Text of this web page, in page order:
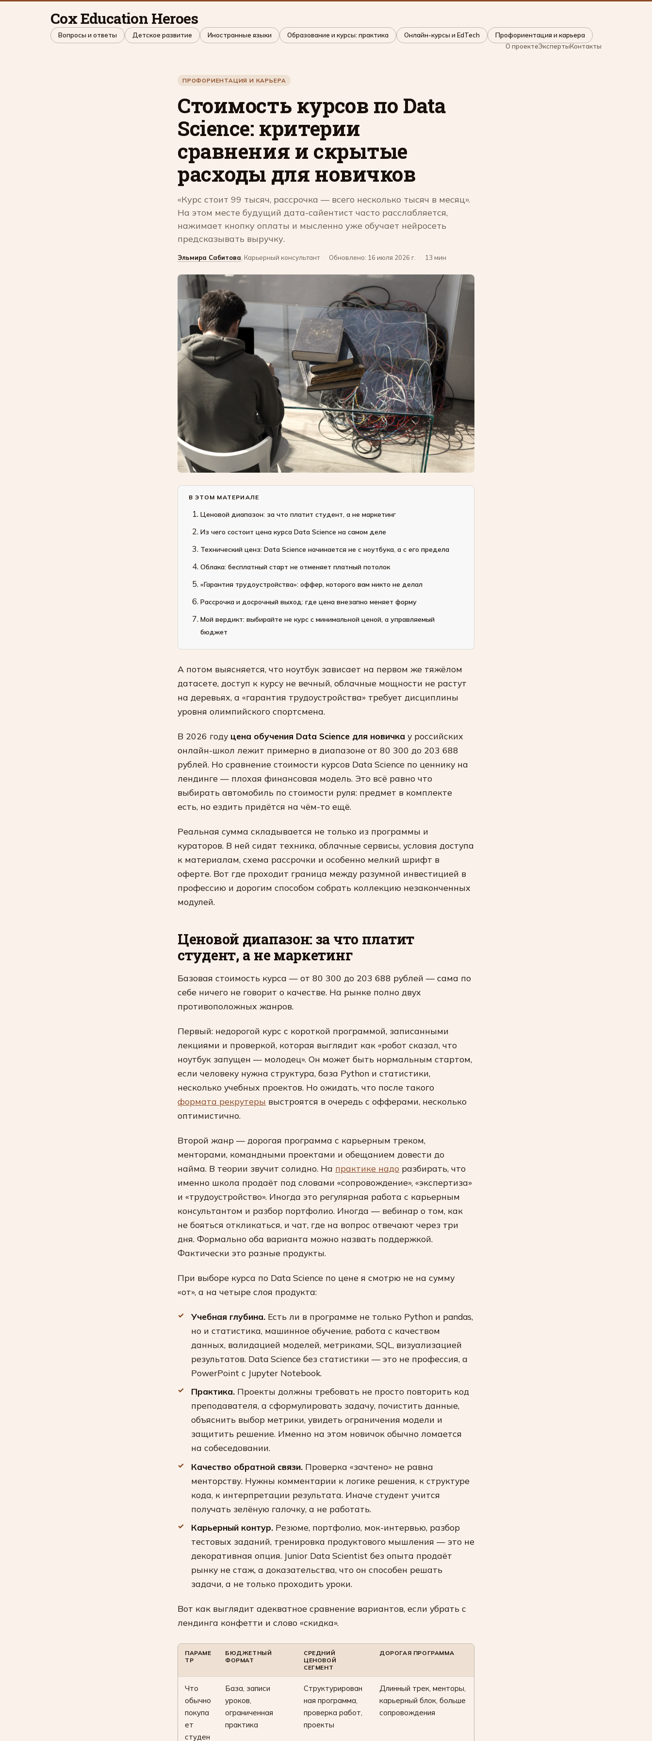
Cox Education Heroes
Вопросы и ответы Детское развитие Иностранные языки Образование и курсы: практика Онлайн-курсы и EdTech
Профориентация и карьера
О проектеЭкспертыКонтакты
ПРОФОРИЕНТАЦИЯ И КАРЬЕРА
Стоимость курсов по Data
Science: критерии
сравнения и скрытые
расходы для новичков
«Курс стоит 99 тысяч, рассрочка — всего несколько тысяч в месяц».
На этом месте будущий дата-сайентист часто расслабляется,
нажимает кнопку оплаты и мысленно уже обучает нейросеть
предсказывать выручку.
Эльмира Сабитова , Карьерный консультант · Обновлено: 16 июля 2026 г. · 13 мин
В ЭТОМ МАТЕРИАЛЕ
Ценовой диапазон: за что платит студент, а не маркетинг
Из чего состоит цена курса Data Science на самом деле
Технический ценз: Data Science начинается не с ноутбука, а с его предела
Облака: бесплатный старт не отменяет платный потолок
«Гарантия трудоустройства»: оффер, которого вам никто не делал
Рассрочка и досрочный выход: где цена внезапно меняет форму
Мой вердикт: выбирайте не курс с минимальной ценой, а управляемый
бюджет
А потом выясняется, что ноутбук зависает на первом же тяжёлом
датасете, доступ к курсу не вечный, облачные мощности не растут
на деревьях, а «гарантия трудоустройства» требует дисциплины
уровня олимпийского спортсмена.
В 2026 году цена обучения Data Science для новичка у российских
онлайн-школ лежит примерно в диапазоне от 80 300 до 203 688
рублей. Но сравнение стоимости курсов Data Science по ценнику на
лендинге — плохая финансовая модель. Это всё равно что
выбирать автомобиль по стоимости руля: предмет в комплекте
есть, но ездить придётся на чём-то ещё.
Реальная сумма складывается не только из программы и
кураторов. В ней сидят техника, облачные сервисы, условия доступа
к материалам, схема рассрочки и особенно мелкий шрифт в
оферте. Вот где проходит граница между разумной инвестицией в
профессию и дорогим способом собрать коллекцию незаконченных
модулей.
Ценовой диапазон: за что платит
студент, а не маркетинг
Базовая стоимость курса — от 80 300 до 203 688 рублей — сама по
себе ничего не говорит о качестве. На рынке полно двух
противоположных жанров.
Первый: недорогой курс с короткой программой, записанными
лекциями и проверкой, которая выглядит как «робот сказал, что
ноутбук запущен — молодец». Он может быть нормальным стартом,
если человеку нужна структура, база Python и статистики,
несколько учебных проектов. Но ожидать, что после такого
формата рекрутеры выстроятся в очередь с офферами, несколько
оптимистично.
Второй жанр — дорогая программа с карьерным треком,
менторами, командными проектами и обещанием довести до
найма. В теории звучит солидно. На практике надо разбирать, что
именно школа продаёт под словами «сопровождение», «экспертиза»
и «трудоустройство». Иногда это регулярная работа с карьерным
консультантом и разбор портфолио. Иногда — вебинар о том, как
не бояться откликаться, и чат, где на вопрос отвечают через три
дня. Формально оба варианта можно назвать поддержкой.
Фактически это разные продукты.
При выборе курса по Data Science по цене я смотрю не на сумму
«от», а на четыре слоя продукта:
Учебная глубина. Есть ли в программе не только Python и pandas,
но и статистика, машинное обучение, работа с качеством
данных, валидацией моделей, метриками, SQL, визуализацией
результатов. Data Science без статистики — это не профессия, а
PowerPoint с Jupyter Notebook.
Практика. Проекты должны требовать не просто повторить код
преподавателя, а сформулировать задачу, почистить данные,
объяснить выбор метрики, увидеть ограничения модели и
защитить решение. Именно на этом новичок обычно ломается
на собеседовании.
Качество обратной связи. Проверка «зачтено» не равна
менторству. Нужны комментарии к логике решения, к структуре
кода, к интерпретации результата. Иначе студент учится
получать зелёную галочку, а не работать.
Карьерный контур. Резюме, портфолио, мок-интервью, разбор
тестовых заданий, тренировка продуктового мышления — это не
декоративная опция. Junior Data Scientist без опыта продаёт
рынку не стаж, а доказательства, что он способен решать
задачи, а не только проходить уроки.
Вот как выглядит адекватное сравнение вариантов, если убрать с
лендинга конфетти и слово «скидка».
ПАРАМЕ
ТР
БЮДЖЕТНЫЙ
ФОРМАТ
СРЕДНИЙ
ЦЕНОВОЙ
СЕГМЕНТ
ДОРОГАЯ ПРОГРАММА
Что
обычно
покупа
ет
студен
База, записи
уроков,
ограниченная
практика
Структурирован
ная программа,
проверка работ,
проекты
Длинный трек, менторы,
карьерный блок, больше
сопровождения